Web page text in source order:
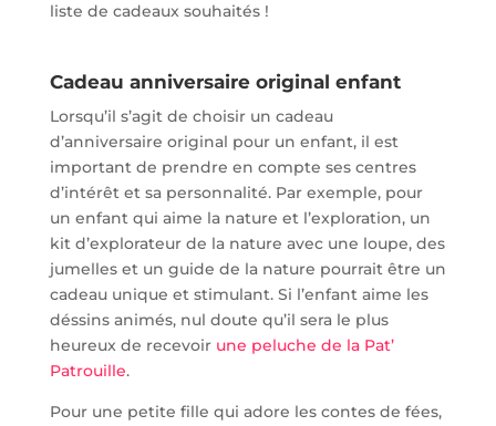
liste de cadeaux souhaités !
Cadeau anniversaire original enfant
Lorsqu’il s’agit de choisir un cadeau
d’anniversaire original pour un enfant, il est
important de prendre en compte ses centres
d’intérêt et sa personnalité. Par exemple, pour
un enfant qui aime la nature et l’exploration, un
kit d’explorateur de la nature avec une loupe, des
jumelles et un guide de la nature pourrait être un
cadeau unique et stimulant. Si l’enfant aime les
déssins animés, nul doute qu’il sera le plus
heureux de recevoir une peluche de la Pat’
Patrouille.
Pour une petite fille qui adore les contes de fées,